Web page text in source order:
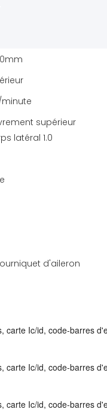
supérieur
latéral 1.0
d'aileron